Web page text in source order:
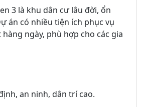
3 là khu dân cư lâu đời, ổn
án có nhiều tiện ích phục vụ
ngày, phù hợp cho các gia
an ninh, dân trí cao.